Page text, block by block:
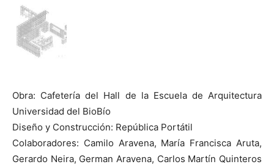
Obra: Cafetería del Hall de la Escuela de Arquitectura
Universidad del BioBío
Diseño y Construcción: República Portátil
Colaboradores: Camilo Aravena, María Francisca Aruta,
Gerardo Neira, German Aravena, Carlos Martín Quinteros